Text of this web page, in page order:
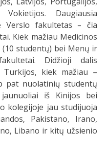
Daugiausia
Verslo fakultetas – čia
Kiek mažiau Medicinos
studentų) bei Menų ir
Didžioji dalis
kiek mažiau –
pat nuolatinių studentų
iš Kinijos bei
kolegijoje jau studijuoja
Pakistano, Irano,
Libano ir kitų užsienio